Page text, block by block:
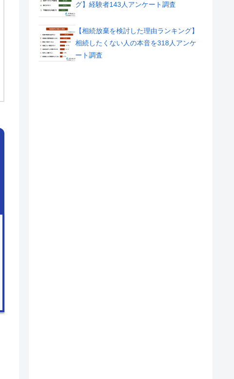
グ】経験者143人アンケート調査
【相続放棄を検討した理由ランキング】
相続したくない人の本音を318人アンケ
ート調査